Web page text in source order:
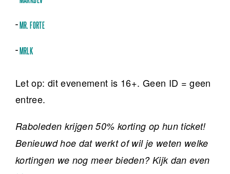
– MR. FORTE
– MRLK
Let op: dit evenement is 16+. Geen ID = geen
entree.
Raboleden krijgen 50% korting op hun ticket!
Benieuwd hoe dat werkt of wil je weten welke
kortingen we nog meer bieden? Kijk dan even